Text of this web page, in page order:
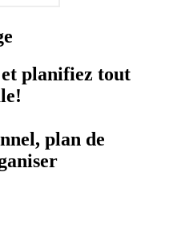
planifiez tout
plan de